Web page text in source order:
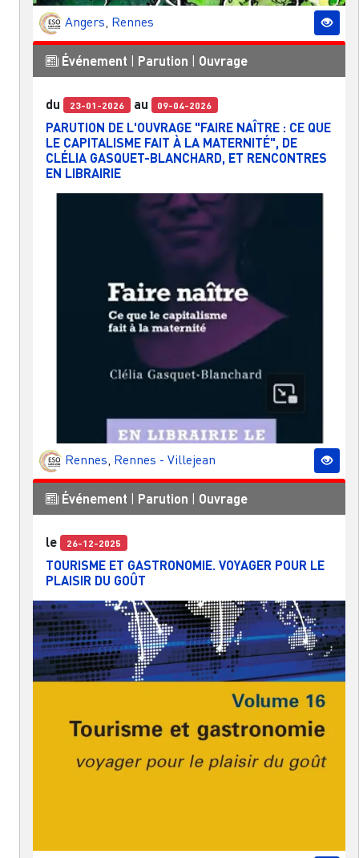
Angers Rennes
Événement Parution Ouvrage
du 23-01-2026 au 09-04-2026
PARUTION DE L'OUVRAGE "FAIRE NAÎTRE : CE QUE
LE CAPITALISME FAIT À LA MATERNITÉ", DE
CLÉLIA GASQUET-BLANCHARD, ET RENCONTRES
EN LIBRAIRIE
Rennes, Rennes - Villejean
Événement Parution Ouvrage
le 26-12-2025
TOURISME ET GASTRONOMIE. VOYAGER POUR LE
PLAISIR DU GOÛT